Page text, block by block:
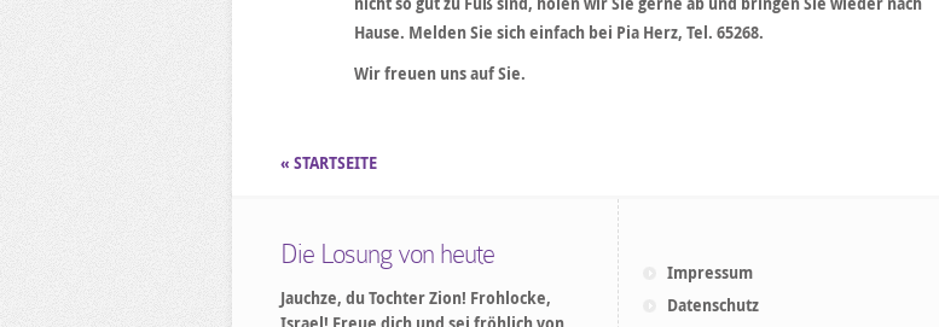
Hause. Melden Sie sich einfach bei Pia Herz, Tel. 65268.
Wir freuen uns auf Sie.
« STARTSEITE
Die Losung von heute
Jauchze, du Tochter Zion! Frohlocke,
Impressum
Datenschutz